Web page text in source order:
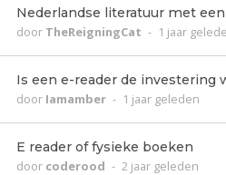
Nederlandse literatuur met
door TheReigningCat - 1 jaar
Is een e-reader de investering
door Iamamber - 1 jaar geleden
E reader of fysieke boeken
door coderood - 2 jaar geleden